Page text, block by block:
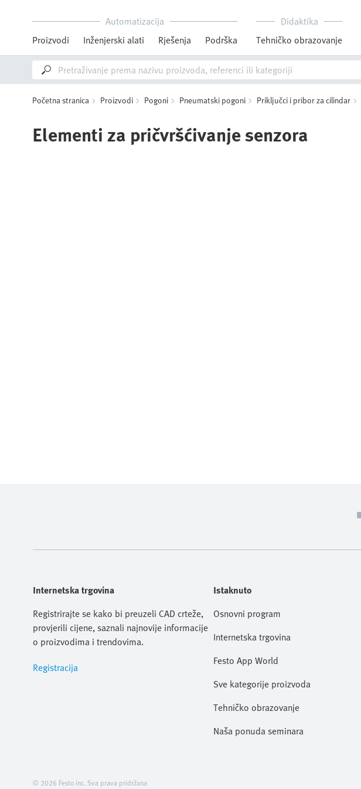
Automatizacija
Proizvodi
Inženjerski alati Rješenja Podrška
Didaktika
Tehničko obrazovanje
Početna stranica Proizvodi Pogoni Pneumatski pogoni Priključci i pribor za cilindar
Elementi za pričvršćivanje senzora
Internetska trgovina
Registrirajte se kako bi preuzeli CAD crteže,
provjerili cijene, saznali najnovije informacije
o proizvodima i trendovima.
Registracija
Istaknuto
Osnovni program
Internetska trgovina
Festo App World
Sve kategorije proizvoda
Tehničko obrazovanje
Naša ponuda seminara
© 2026 Festo inc. Sva prava pridržana